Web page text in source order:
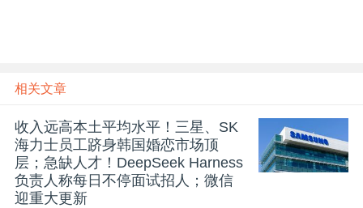
相关文章
收入远高本土平均水平！三星、SK
海力士员工跻身韩国婚恋市场顶
层；急缺人才！DeepSeek Harness
负责人称每日不停面试招人；微信
迎重大更新